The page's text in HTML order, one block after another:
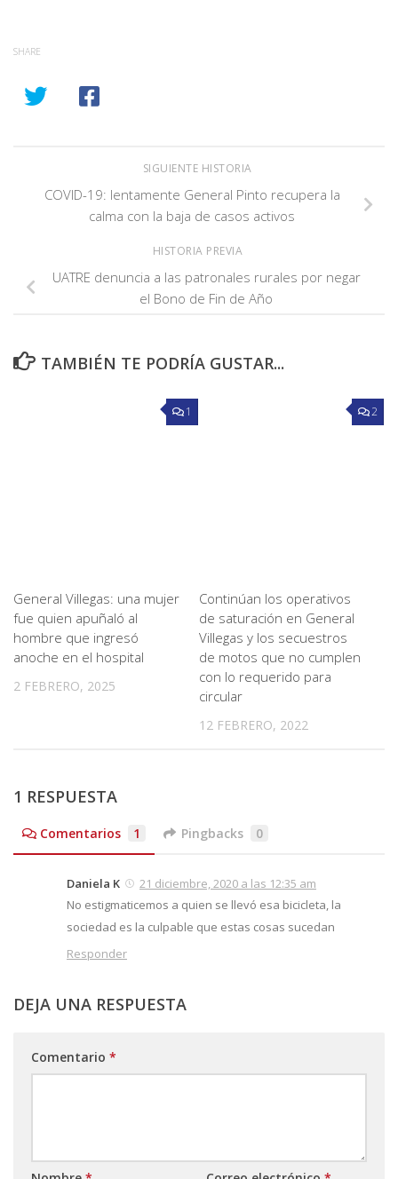
SHARE
SIGUIENTE HISTORIA
COVID-19: lentamente General Pinto recupera la
calma con la baja de casos activos
HISTORIA PREVIA
UATRE denuncia a las patronales rurales por negar
el Bono de Fin de Año
TAMBIÉN TE PODRÍA GUSTAR...
1
General Villegas: una mujer
fue quien apuñaló al
hombre que ingresó
anoche en el hospital
2 FEBRERO, 2025
2
Continúan los operativos
de saturación en General
Villegas y los secuestros
de motos que no cumplen
con lo requerido para
circular
12 FEBRERO, 2022
1 RESPUESTA
Comentarios 1 Pingbacks 0
Daniela K
21 diciembre, 2020 a las 12:35 am
No estigmaticemos a quien se llevó esa bicicleta, la
sociedad es la culpable que estas cosas sucedan
Responder
DEJA UNA RESPUESTA
Comentario *